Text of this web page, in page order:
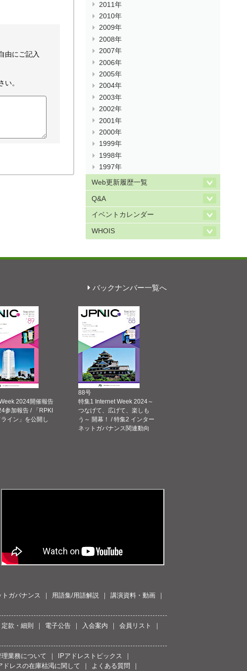
2011年
2010年
2009年
2008年
2007年
2006年
2005年
2004年
2003年
2002年
2001年
2000年
1999年
1998年
1997年
Web更新履歴一覧
Q&A
イベントカレンダー
WHOIS
由にご記入
い。
バックナンバー一覧へ
2024開催報告
参加報告 / 「RPKI
イン」を公開し
88号
特集1 Internet Week 2024～
つなげて、広げて、楽しも
う～ 開幕！ / 特集2 インター
ネットガバナンス関連動向
トガバナンス 用語集/用語解説
講演資料・動画
定款・細則 電子公告 入会案内
会員リスト
理業務について
IPアドレストピックス
ドレスの在庫枯渇に関して
よくある質問